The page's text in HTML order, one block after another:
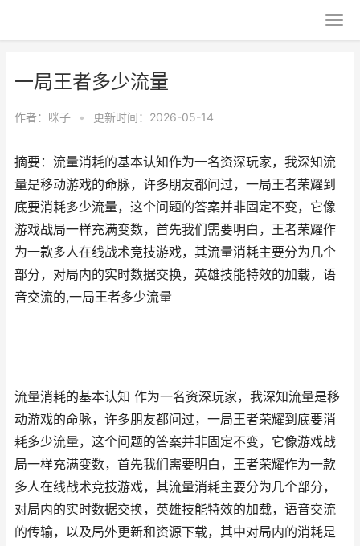
一局王者多少流量
作者： 咪子 • 更新时间：2026-05-14
摘要：流量消耗的基本认知作为一名资深玩家，我深知流
量是移动游戏的命脉，许多朋友都问过，一局王者荣耀到
底要消耗多少流量，这个问题的答案并非固定不变，它像
游戏战局一样充满变数，首先我们需要明白，王者荣耀作
为一款多人在线战术竞技游戏，其流量消耗主要分为几个
部分，对局内的实时数据交换，英雄技能特效的加载，语
音交流的,一局王者多少流量
流量消耗的基本认知 作为一名资深玩家，我深知流量是移
动游戏的命脉，许多朋友都问过，一局王者荣耀到底要消
耗多少流量，这个问题的答案并非固定不变，它像游戏战
局一样充满变数，首先我们需要明白，王者荣耀作为一款
多人在线战术竞技游戏，其流量消耗主要分为几个部分，
对局内的实时数据交换，英雄技能特效的加载，语音交流
的传输，以及局外更新和资源下载，其中对局内的消耗是